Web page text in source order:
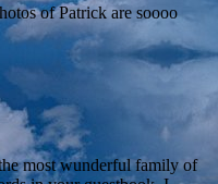
of Patrick are soooo
most wunderful family of